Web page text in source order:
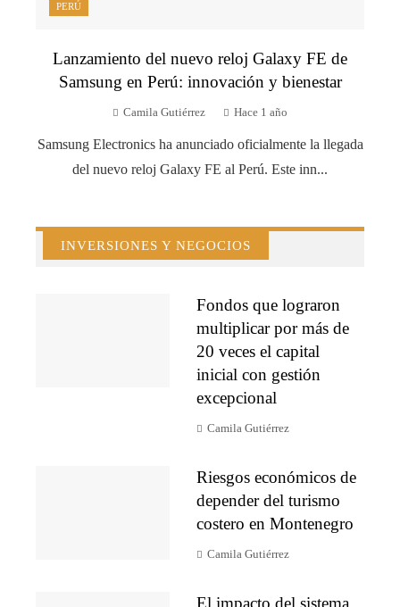
PERÚ
Lanzamiento del nuevo reloj Galaxy FE de
Samsung en Perú: innovación y bienestar
Camila Gutiérrez Hace 1 año
Samsung Electronics ha anunciado oficialmente la llegada
del nuevo reloj Galaxy FE al Perú. Este inn...
INVERSIONES Y NEGOCIOS
Fondos que lograron
multiplicar por más de
20 veces el capital
inicial con gestión
excepcional
Camila Gutiérrez
Riesgos económicos de
depender del turismo
costero en Montenegro
Camila Gutiérrez
El impacto del sistema